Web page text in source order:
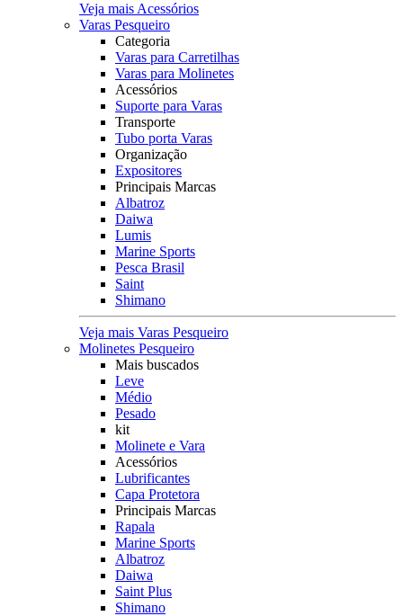
Veja mais Acessórios
Varas Pesqueiro
Categoria
Varas para Carretilhas
Varas para Molinetes
Acessórios
Suporte para Varas
Transporte
Tubo porta Varas
Organização
Expositores
Principais Marcas
Albatroz
Daiwa
Lumis
Marine Sports
Pesca Brasil
Saint
Shimano
Veja mais Varas Pesqueiro
Molinetes Pesqueiro
Mais buscados
Leve
Médio
Pesado
kit
Molinete e Vara
Acessórios
Lubrificantes
Capa Protetora
Principais Marcas
Rapala
Marine Sports
Albatroz
Daiwa
Saint Plus
Shimano